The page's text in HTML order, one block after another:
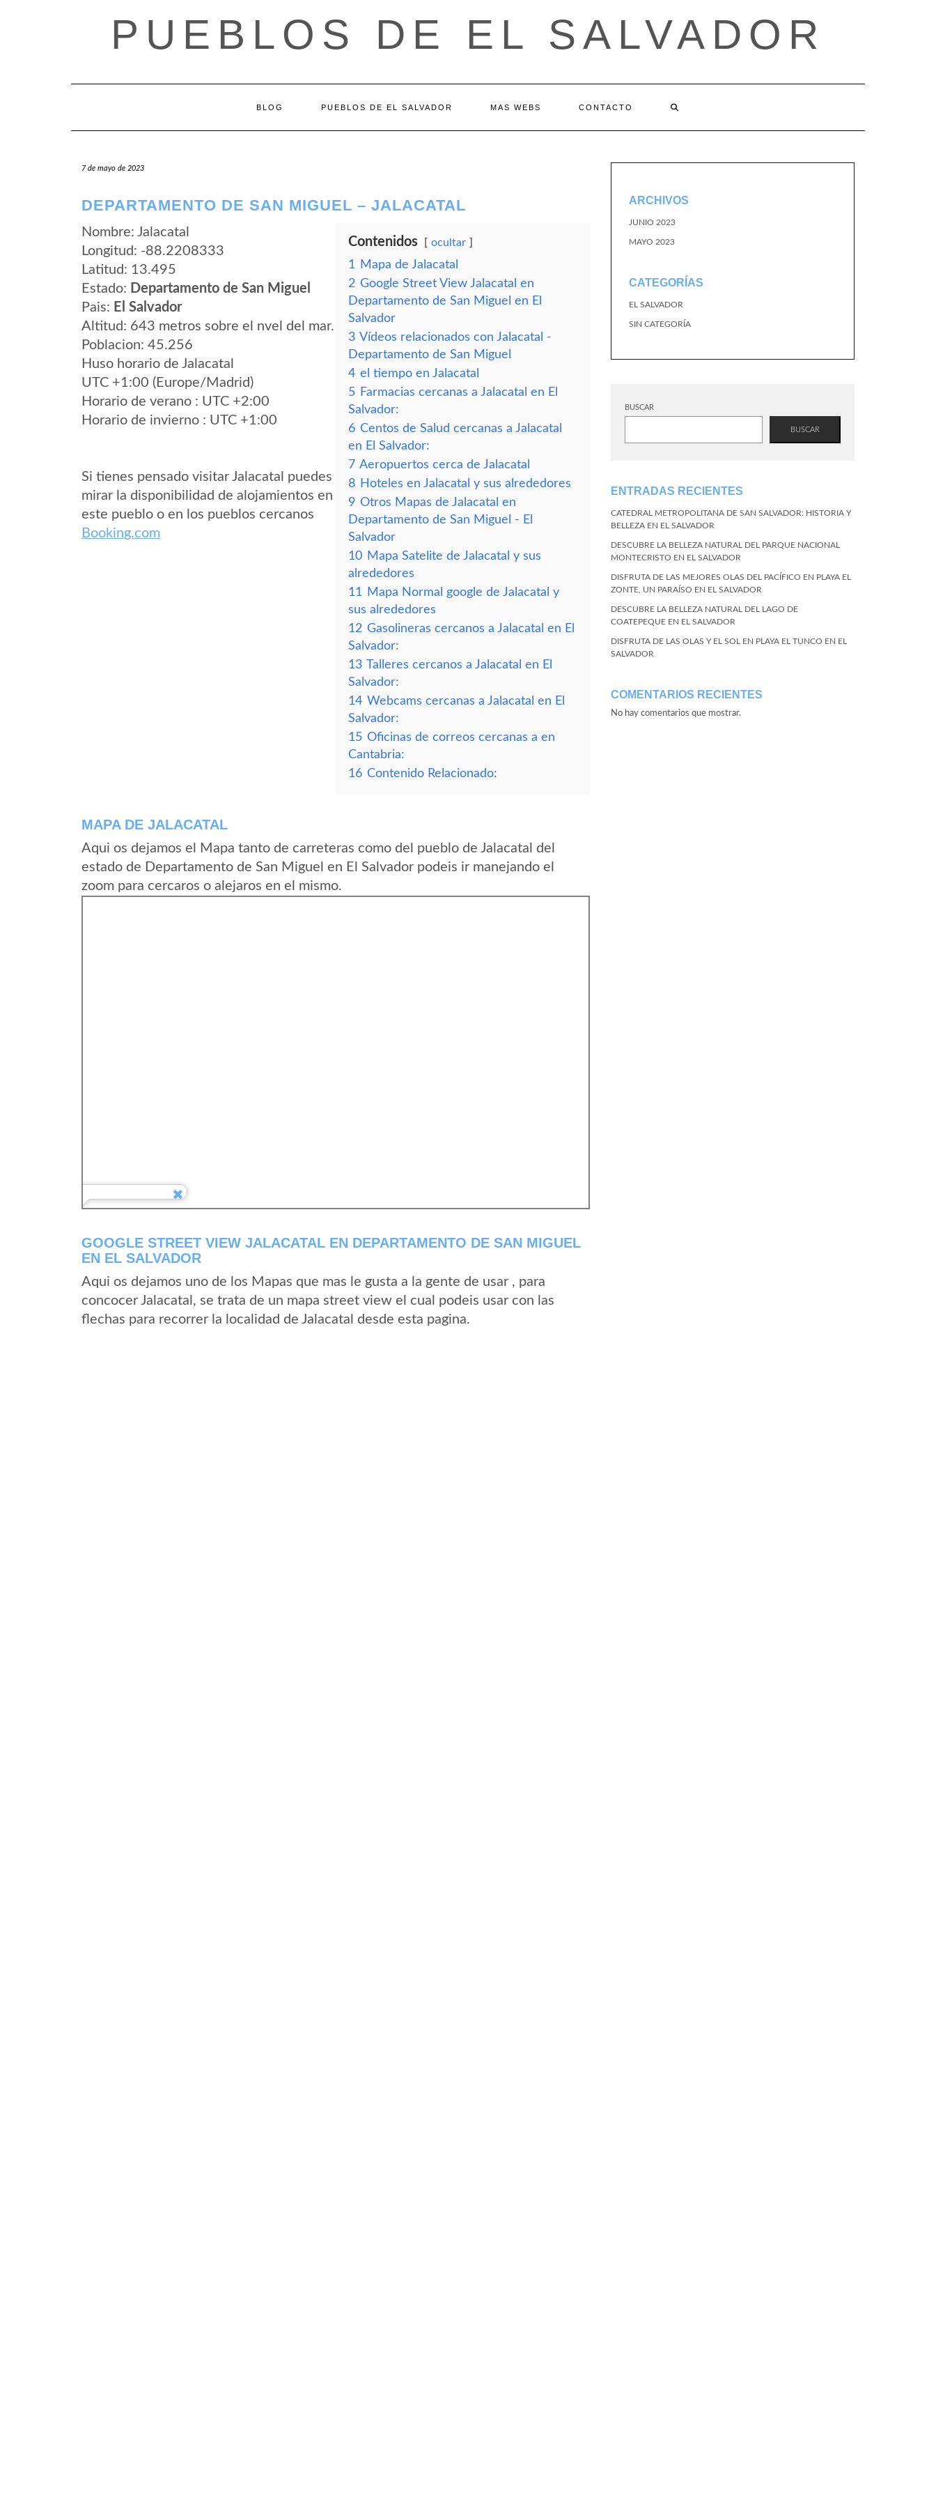
PUEBLOS DE EL SALVADOR
BLOG PUEBLOS DE EL SALVADOR MAS WEBS CONTACTO
7 de mayo de 2023
DEPARTAMENTO DE SAN MIGUEL – JALACATAL
Nombre: Jalacatal
Longitud: -88.2208333
Latitud: 13.495
Estado: Departamento de San Miguel
Pais: El Salvador
Altitud: 643 metros sobre el nvel del mar.
Poblacion: 45.256
Huso horario de Jalacatal
UTC +1:00 (Europe/Madrid)
Horario de verano : UTC +2:00
Horario de invierno : UTC +1:00
Si tienes pensado visitar Jalacatal puedes
mirar la disponibilidad de alojamientos en
este pueblo o en los pueblos cercanos
Booking.com
Contenidos ocultar
1
Mapa de Jalacatal
2 Google Street View Jalacatal en
Departamento de San Miguel en El
Salvador
3 Vídeos relacionados con Jalacatal -
Departamento de San Miguel
4 el tiempo en Jalacatal
5 Farmacias cercanas a Jalacatal en El
Salvador:
6 Centos de Salud cercanas a Jalacatal
en El Salvador:
7 Aeropuertos cerca de Jalacatal
8 Hoteles en Jalacatal y sus alrededores
9 Otros Mapas de Jalacatal en
Departamento de San Miguel - El
Salvador
10 Mapa Satelite de Jalacatal y sus
alrededores
11
Mapa Normal google de Jalacatal y
sus alrededores
12 Gasolineras cercanos a Jalacatal en El
Salvador:
13 Talleres cercanos a Jalacatal en El
Salvador:
14 Webcams cercanas a Jalacatal en El
Salvador:
15 Oficinas de correos cercanas a en
Cantabria:
16 Contenido Relacionado:
MAPA DE JALACATAL
Aqui os dejamos el Mapa tanto de carreteras como del pueblo de Jalacatal del
estado de Departamento de San Miguel en El Salvador podeis ir manejando el
zoom para cercaros o alejaros en el mismo.
GOOGLE STREET VIEW JALACATAL EN DEPARTAMENTO DE SAN MIGUEL
EN EL SALVADOR
Aqui os dejamos uno de los Mapas que mas le gusta a la gente de usar , para
concocer Jalacatal, se trata de un mapa street view el cual podeis usar con las
flechas para recorrer la localidad de Jalacatal desde esta pagina.
ARCHIVOS
JUNIO 2023
MAYO 2023
CATEGORÍAS
EL SALVADOR
SIN CATEGORÍA
BUSCAR
BUSCAR
ENTRADAS RECIENTES
CATEDRAL METROPOLITANA DE SAN SALVADOR: HISTORIA Y
BELLEZA EN EL SALVADOR
DESCUBRE LA BELLEZA NATURAL DEL PARQUE NACIONAL
MONTECRISTO EN EL SALVADOR
DISFRUTA DE LAS MEJORES OLAS DEL PACÍFICO EN PLAYA EL
ZONTE, UN PARAÍSO EN EL SALVADOR
DESCUBRE LA BELLEZA NATURAL DEL LAGO DE
COATEPEQUE EN EL SALVADOR
DISFRUTA DE LAS OLAS Y EL SOL EN PLAYA EL TUNCO EN EL
SALVADOR
COMENTARIOS RECIENTES
No hay comentarios que mostrar.